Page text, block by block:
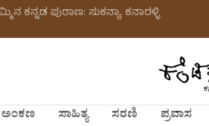
ಕನ್ನಡ ಪುರಾಣ: ಸುಕನ್ಯಾ ಕನಾರಳ್ಳಿ
ಅಂಕಣ ಸಾಹಿತ್ಯ ಸರಣಿ ಪ್ರವಾಸ